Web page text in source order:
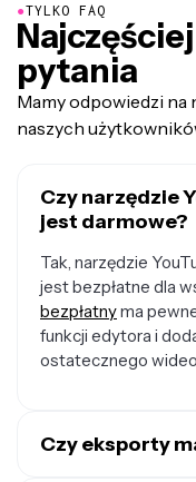
●TYLKO FAQ
pytania
Mamy odpowiedzi na
naszych
Czy narzędzie
jest darmowe?
Tak, narzędzie
jest bezpłatne dla
bezpłatnyma
funkcji edytora i
ostatecznego
Czy eksporty